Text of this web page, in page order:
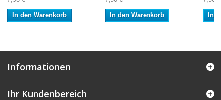
In den Warenkorb In den Warenkorb In
Informationen
Ihr Kundenbereich